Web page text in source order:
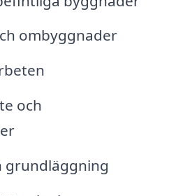
ombyggnader
och
grundläggning